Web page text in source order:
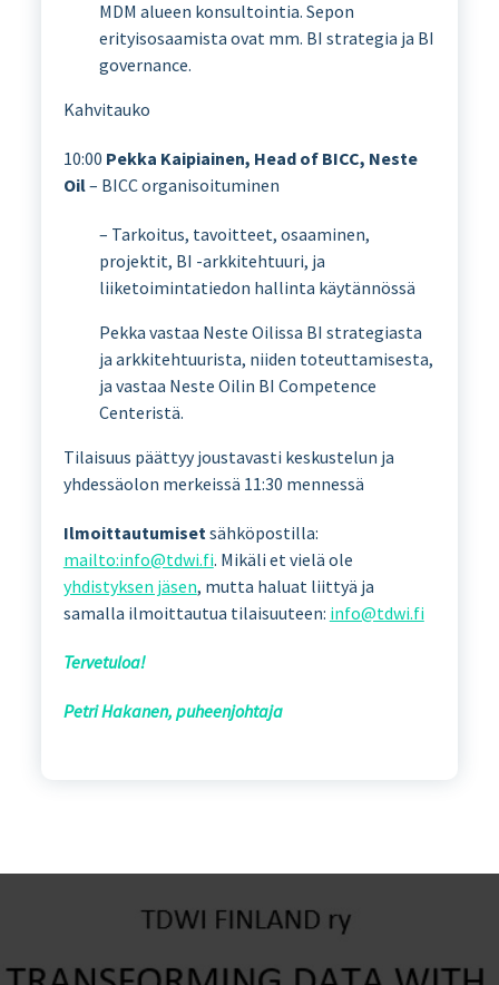
MDM alueen konsultointia. Sepon
erityisosaamista ovat mm. BI strategia ja BI
governance.
Kahvitauko
10:00 Pekka Kaipiainen, Head of BICC, Neste
Oil– BICC organisoituminen
– Tarkoitus, tavoitteet, osaaminen,
projektit, BI -arkkitehtuuri, ja
liiketoimintatiedon hallinta käytännössä
Pekka vastaa Neste Oilissa BI strategiasta
ja arkkitehtuurista, niiden toteuttamisesta,
ja vastaa Neste Oilin BI Competence
Centeristä.
Tilaisuus päättyy joustavasti keskustelun ja
yhdessäolon merkeissä 11:30 mennessä
Ilmoittautumiset sähköpostilla:
mailto:info@tdwi.fi. Mikäli et vielä ole
yhdistyksen jäsen, mutta haluat liittyä ja
samalla ilmoittautua tilaisuuteen: info@tdwi.fi
Tervetuloa!
Petri Hakanen, puheenjohtaja